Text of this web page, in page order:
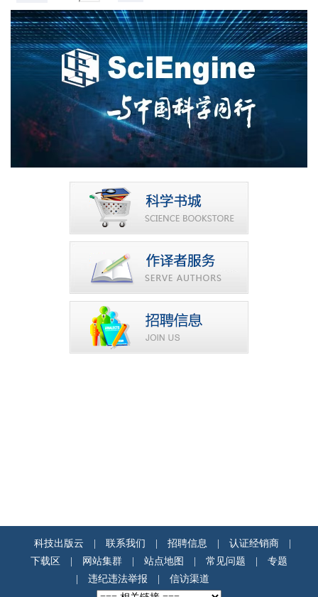
科技出版云 联系我们 招聘信息 认证经销商
下载区
网站集群 站点地图 常见问题
专题
违纪违法举报 信访渠道